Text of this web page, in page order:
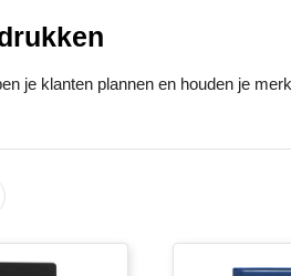
je klanten plannen en houden je